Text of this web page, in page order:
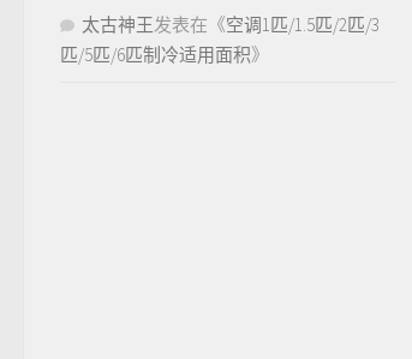
太古神王发表在《空调1匹/1.5匹/2匹/3
匹/5匹/6匹制冷适用面积》